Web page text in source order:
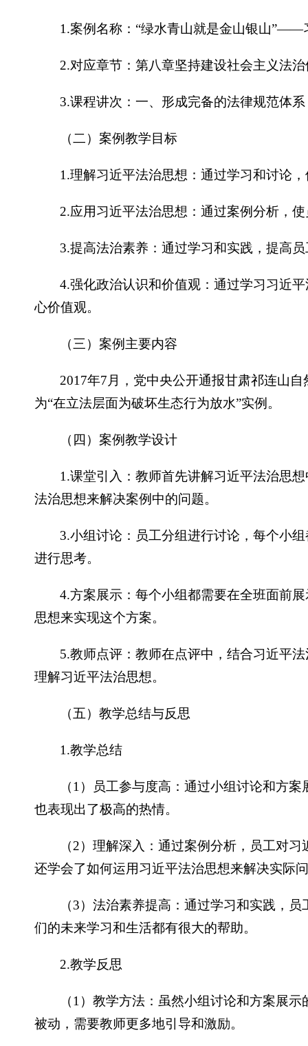
1.案例名称：“绿水青山就是金山银山”——
2.对应章节：第八章坚持建设社会主义法
3.课程讲次：一、形成完备的法律规范体系
（二）案例教学目标
1.理解习近平法治思想：通过学习和讨论
2.应用习近平法治思想：通过案例分析，
3.提高法治素养：通过学习和实践，提高
4.强化政治认识和价值观：通过学习习近
心价值观。
（三）案例主要内容
2017年7月，党中央公开通报甘肃祁连山
为“在立法层面为破坏生态行为放水”实例。
（四）案例教学设计
1.课堂引入：教师首先讲解习近平法治思
法治思想来解决案例中的问题。
3.小组讨论：员工分组进行讨论，每个小
进行思考。
4.方案展示：每个小组都需要在全班面前
思想来实现这个方案。
5.教师点评：教师在点评中，结合习近平
理解习近平法治思想。
（五）教学总结与反思
1.教学总结
（1）员工参与度高：通过小组讨论和方
也表现出了极高的热情。
（2）理解深入：通过案例分析，员工对
还学会了如何运用习近平法治思想来解决实际
（3）法治素养提高：通过学习和实践，
们的未来学习和生活都有很大的帮助。
2.教学反思
（1）教学方法：虽然小组讨论和方案展
被动，需要教师更多地引导和激励。